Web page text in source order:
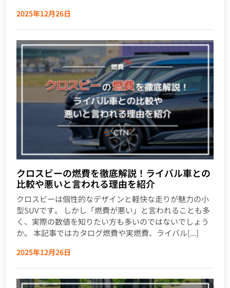
2025年12月26日
クロスビーの燃費を徹底解説！ライバル車との
比較や悪いと言われる理由を紹介
クロスビーは個性的なデザインと軽快な走りが魅力の小
型SUVです。 しかし「燃費が悪い」と言われることも多
く、実際の数値を知りたい方も多いのではないでしょう
か。 本記事ではカタログ燃費や実燃費、ライバル[...]
2025年12月26日